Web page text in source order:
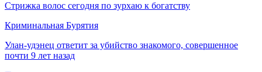
Стрижка волос сегодня по зурхаю к богатству
Криминальная Бурятия
Улан-удэнец ответит за убийство знакомого, совершенное
почти 9 лет назад